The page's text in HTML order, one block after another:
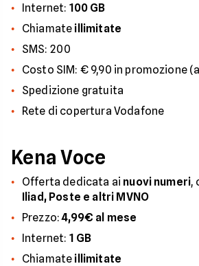
Internet: 100 GB
Chiamate illimitate
SMS: 200
Costo SIM: € 9,90 in promozione
Spedizione gratuita
Rete di copertura Vodafone
Kena Voce
Offerta dedicata ai nuovi numeri,
Iliad, Poste e altri MVNO
Prezzo:4,99€ al mese
Internet: 1 GB
Chiamate illimitate